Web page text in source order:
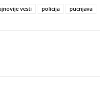
vesti policija pucnjava